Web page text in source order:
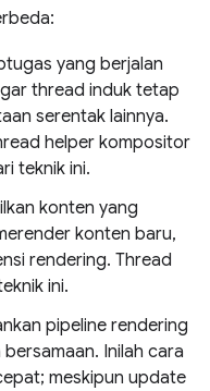
yang berjalan
thread induk tetap
serentak lainnya.
helper kompositor
teknik ini.
konten yang
konten baru,
rendering. Thread
ini.
pipeline rendering
Inilah cara
meskipun update